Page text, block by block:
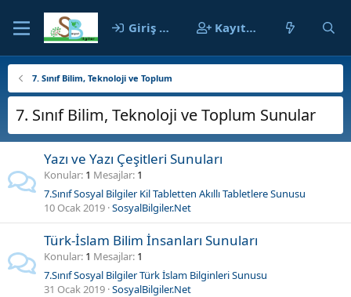
Giriş yap Kayıt ol
7. Sınıf Bilim, Teknoloji ve Toplum
7. Sınıf Bilim, Teknoloji ve Toplum Sunular
Yazı ve Yazı Çeşitleri Sunuları
Konular 1 Mesajlar 1
7.Sınıf Sosyal Bilgiler Kil Tabletten Akıllı Tabletlere Sunusu
10 Ocak 2019 SosyalBilgiler.Net
Türk-İslam Bilim İnsanları Sunuları
Konular 1 Mesajlar 1
7.Sınıf Sosyal Bilgiler Türk İslam Bilginleri Sunusu
31 Ocak 2019 SosyalBilgiler.Net